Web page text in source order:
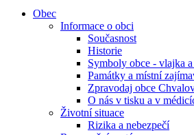
Obec
Informace o obci
Současnost
Historie
Symboly obce - vlajka
Památky a místní
Zpravodaj obce
O nás v tisku a v
Životní situace
Rizika a nebezpečí